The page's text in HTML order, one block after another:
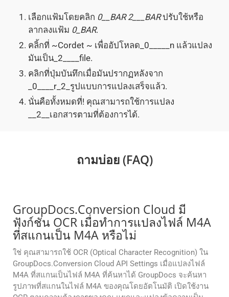
เลือกแฟ้มโดยคลิก 0__BAR 2___BARปรับใช้หรือ
ลากลงแฟ้ม 0_BAR.
คลิ้กที่ ~Cordet ~ เพื่ออัปโหลด_0_____n แล้วแปลง
มันเป็น_2____file.
คลิกที่ปุ่มบันทึกเมื่อมันปรากฏหลังจาก
_0____r_2_รูปแบบการแปลงเสร็จแล้ว.
นั่นคือทั้งหมดที่! คุณสามารถใช้การแปลง
__2__เอกสารตามที่ต้องการได้.
ถามบ่อย (FAQ)
GroupDocs.Conversion Cloud มี
ฟังก์ชัน OCR เมื่อทำการแปลงไฟล์ M4A
ที่สแกนเป็น M4A หรือไม่
ใช่ คุณสามารถใช้ OCR (Optical Character Recognition) ใน
GroupDocs.Conversion Cloud API Settings เมื่อแปลงไฟล์
M4A ที่สแกนเป็นไฟล์ M4A ที่ค้นหาได้ GroupDocs จะค้นหา
รูปภาพที่สแกนในไฟล์ M4A ของคุณโดยอัตโนมัติ เปิดใช้งาน